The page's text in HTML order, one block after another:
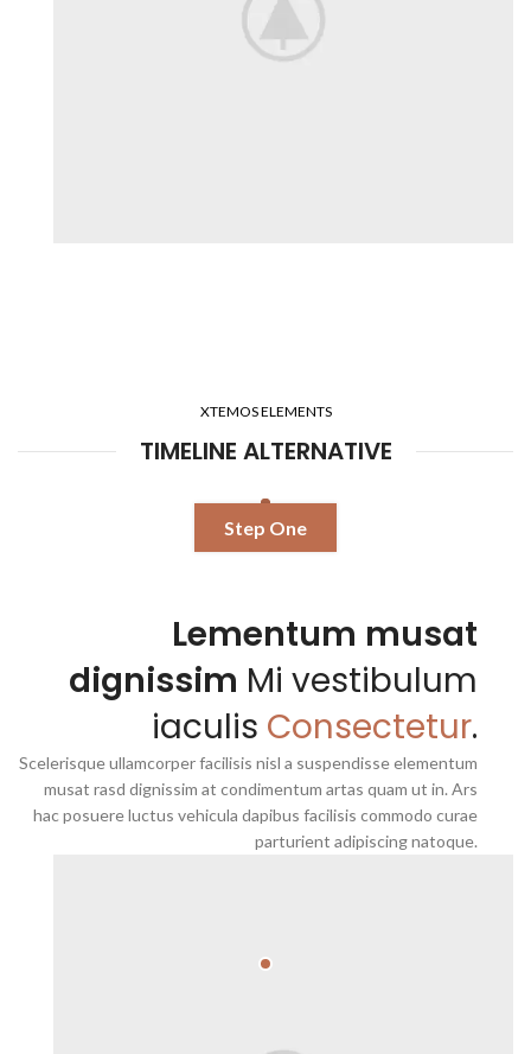
XTEMOS ELEMENTS
TIMELINE ALTERNATIVE
Step One
Lementum musat
dignissim Mi vestibulum
iaculis Consectetur.
Scelerisque ullamcorper facilisis nisl a suspendisse elementum
musat rasd dignissim at condimentum artas quam ut in. Ars
hac posuere luctus vehicula dapibus facilisis commodo curae
parturient adipiscing natoque.